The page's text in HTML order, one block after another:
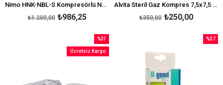
Nimo HNK-NBL-S Kompresörlü Nebulizator Cihazı
₺986,25
₺1.200,00
Alvita Steril Gaz Kompres 7,5x7,5 cm 4 Pouches 25'li
₺250,00
₺350,00
%31
İndirim
Ücretsiz Kargo
%37